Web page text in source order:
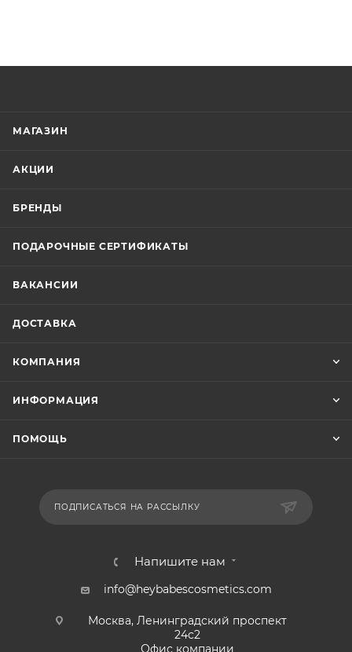
МАГАЗИН
АКЦИИ
БРЕНДЫ
ПОДАРОЧНЫЕ СЕРТИФИКАТЫ
ВАКАНСИИ
ДОСТАВКА
КОМПАНИЯ
ИНФОРМАЦИЯ
ПОМОЩЬ
ПОДПИСАТЬСЯ НА РАССЫЛКУ
Напишите нам
info@heybabescosmetics.com
Москва, Ленинградский проспект
24с2
Офис компании